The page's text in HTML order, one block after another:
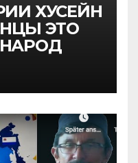
ХУСЕЙН
ЭТО